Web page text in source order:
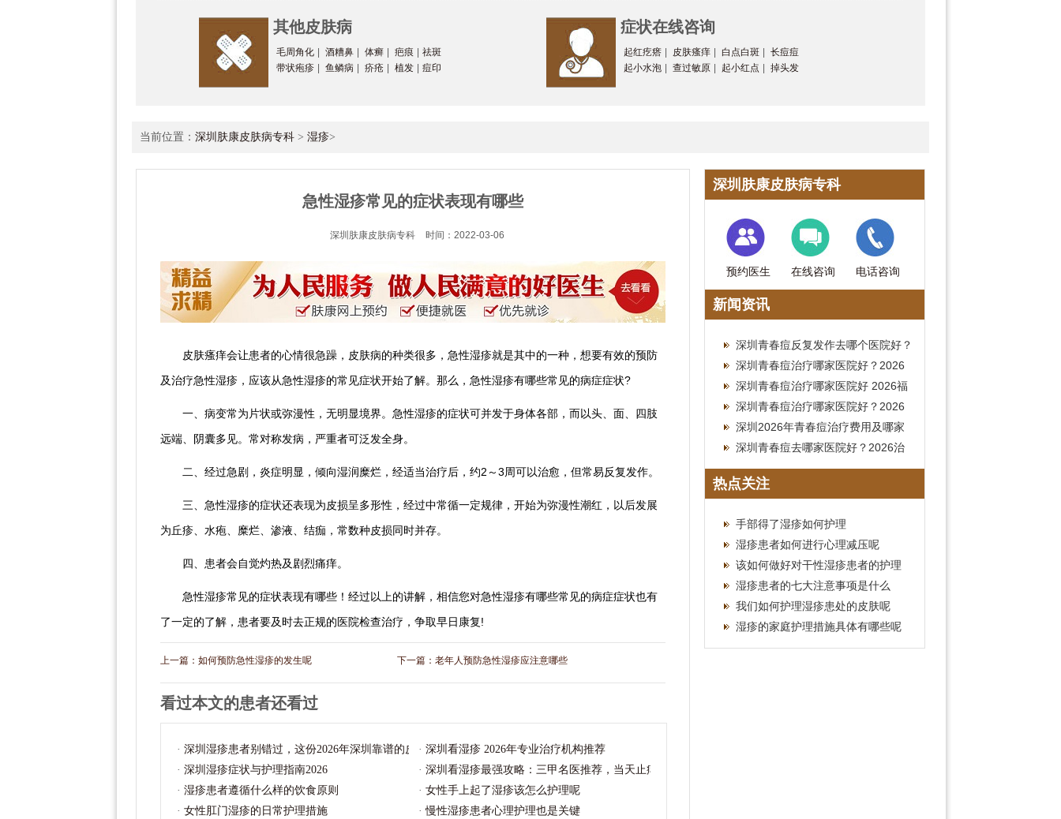
其他皮肤病
毛周角化 酒糟鼻 体癣 疤痕
祛斑
带状疱疹
鱼鳞病 疥疮 植发 痘印
症状在线咨询
起红疙瘩 皮肤瘙痒 白点白斑
长痘痘
起小水泡
查过敏原 起小红点 掉头发
当前位置： 深圳肤康皮肤病专科 > 湿疹>
急性湿疹常见的症状表现有哪些
深圳肤康皮肤病专科 时间：2022-03-06
皮肤瘙痒会让患者的心情很急躁，皮肤病的种类很多，急性湿疹就是其中的一种，想要有效的预防
及治疗急性湿疹，应该从急性湿疹的常见症状开始了解。那么，急性湿疹有哪些常见的病症症状?
一、病变常为片状或弥漫性，无明显境界。急性湿疹的症状可并发于身体各部，而以头、面、四肢
远端、阴囊多见。常对称发病，严重者可泛发全身。
二、经过急剧，炎症明显，倾向湿润糜烂，经适当治疗后，约2～3周可以治愈，但常易反复发作。
三、急性湿疹的症状还表现为皮损呈多形性，经过中常循一定规律，开始为弥漫性潮红，以后发展
为丘疹、水疱、糜烂、渗液、结痂，常数种皮损同时并存。
四、患者会自觉灼热及剧烈痛痒。
急性湿疹常见的症状表现有哪些！经过以上的讲解，相信您对急性湿疹有哪些常见的病症症状也有
了一定的了解，患者要及时去正规的医院检查治疗，争取早日康复!
上一篇： 如何预防急性湿疹的发生呢 下一篇： 老年人预防急性湿疹应注意哪些
看过本文的患者还看过
· 深圳湿疹患者别错过，这份2026年深圳靠谱的皮肤科就医指南请收好
· 深圳看湿疹 2026年专业治疗机构推荐
· 深圳湿疹症状与护理指南2026 · 深圳看湿疹最强攻略：三甲名医推荐，当天止痒，7天见效！
· 湿疹患者遵循什么样的饮食原则 · 女性手上起了湿疹该怎么护理呢
· 女性肛门湿疹的日常护理措施 · 慢性湿疹患者心理护理也是关键
深圳肤康皮肤病专科
预约医生 在线咨询 电话咨询
新闻资讯
深圳青春痘反复发作去哪个医院好？
2026南山皮肤科治疗费用参考
深圳青春痘治疗哪家医院好？2026
皮肤科就诊费用全攻略
深圳青春痘治疗哪家医院好 2026福
田皮肤科祛痘费用参考
深圳青春痘治疗哪家医院好？2026
南山皮肤科就诊费用参考
深圳2026年青春痘治疗费用及哪家
医院好全指南
深圳青春痘去哪家医院好？2026治
疗费用参考
热点关注
手部得了湿疹如何护理
湿疹患者如何进行心理减压呢
该如何做好对干性湿疹患者的护理
湿疹患者的七大注意事项是什么
我们如何护理湿疹患处的皮肤呢
湿疹的家庭护理措施具体有哪些呢